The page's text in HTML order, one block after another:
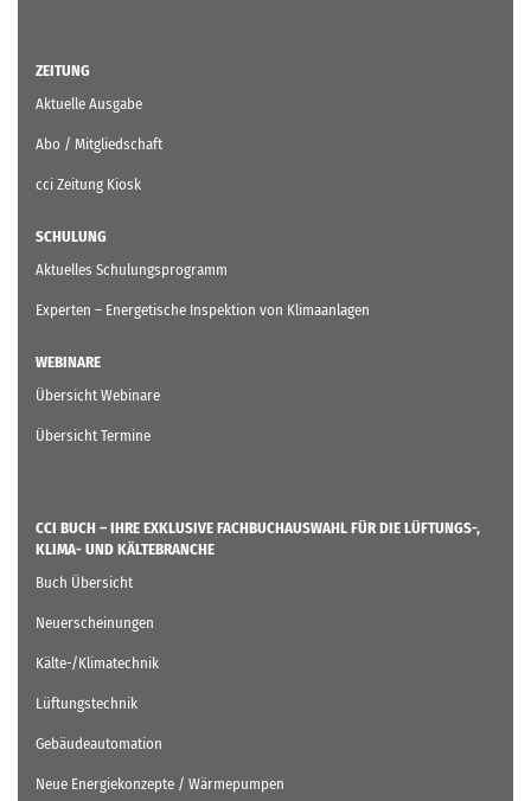
ZEITUNG
Aktuelle Ausgabe
Abo / Mitgliedschaft
cci Zeitung Kiosk
SCHULUNG
Aktuelles Schulungsprogramm
Experten – Energetische Inspektion von Klimaanlagen
WEBINARE
Übersicht Webinare
Übersicht Termine
CCI BUCH – IHRE EXKLUSIVE FACHBUCHAUSWAHL FÜR DIE LÜFTUNGS-,
KLIMA- UND KÄLTEBRANCHE
Buch Übersicht
Neuerscheinungen
Kälte-/Klimatechnik
Lüftungstechnik
Gebäudeautomation
Neue Energiekonzepte / Wärmepumpen